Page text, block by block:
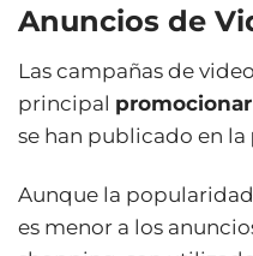
Anuncios de
Las campañas de
principal
se han publicado en la
Aunque la
es menor a los